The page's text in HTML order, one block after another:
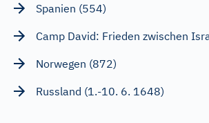
Spanien (554)
Camp David: Frieden zwischen
Norwegen (872)
Russland (1.-10. 6. 1648)